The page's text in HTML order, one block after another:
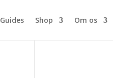
Guides Shop Om os